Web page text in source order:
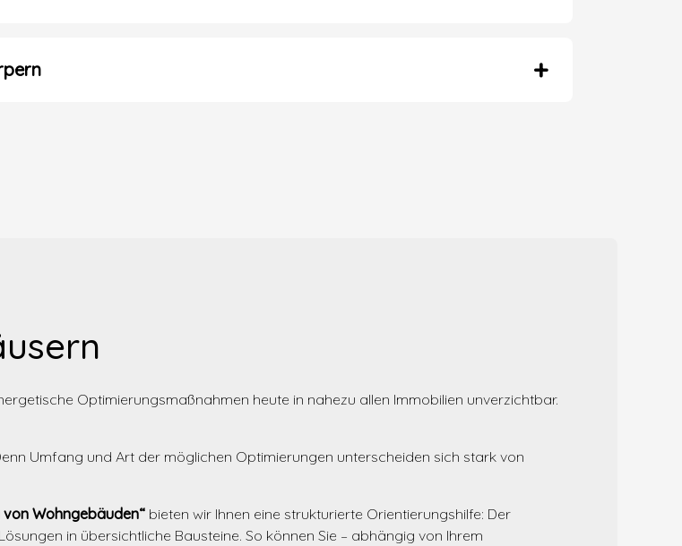
Optimierungsmaßnahmen heute in nahezu allen Immobilien unverzichtbar.
Umfang und Art der möglichen Optimierungen unterscheiden sich stark von
Wohngebäuden“ bieten wir Ihnen eine strukturierte Orientierungshilfe: Der
in übersichtliche Bausteine. So können Sie – abhängig von Ihrem